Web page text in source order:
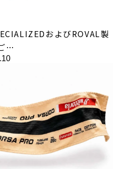
およびROVAL製
…